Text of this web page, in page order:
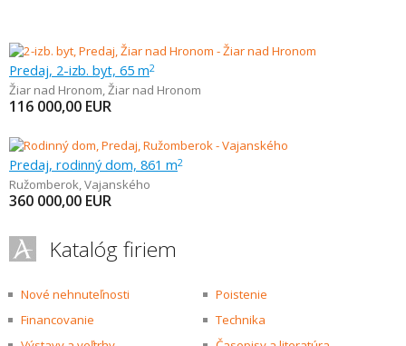
Predaj, 2-izb. byt, 65 m2
Žiar nad Hronom,Žiar nad Hronom
116 000,00 EUR
Predaj, rodinný dom, 861 m2
Ružomberok,Vajanského
360 000,00 EUR
Katalóg firiem
Nové nehnuteľnosti
Poistenie
Financovanie
Technika